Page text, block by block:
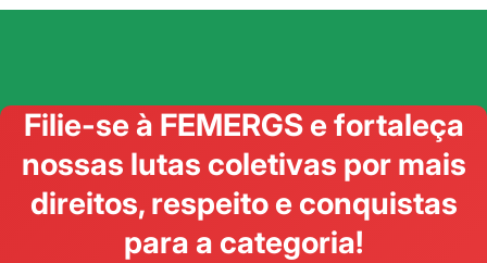
Filie-se à FEMERGS e fortaleça
nossas lutas coletivas por mais
direitos, respeito e conquistas
para a categoria!